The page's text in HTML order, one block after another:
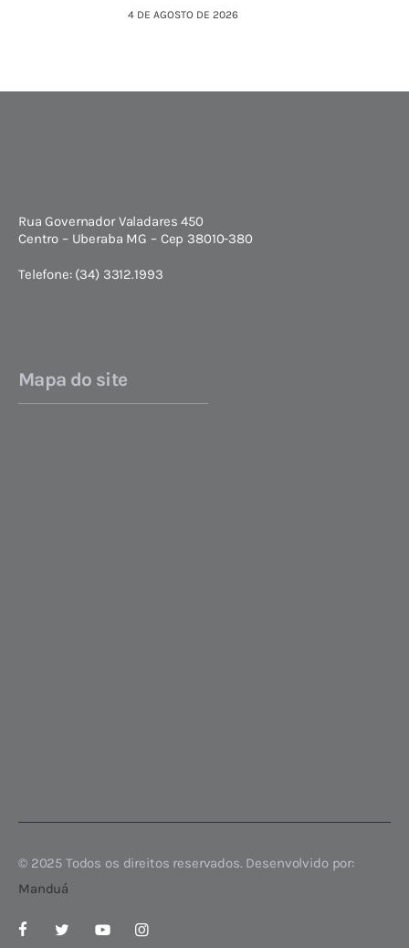
4 DE AGOSTO DE 2026
Rua Governador Valadares 450
Centro – Uberaba MG – Cep 38010-380
Telefone: (34) 3312.1993
Mapa do site
© 2025 Todos os direitos reservados. Desenvolvido por:
Manduá